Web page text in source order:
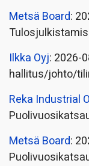
Metsä Board:
Ilkka Oyj: 2026-
hallitus/johto/
Reka Industrial
Metsä Board: